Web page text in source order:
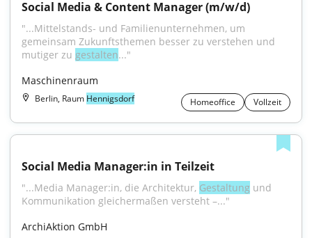
Social Media & Content Manager (m/w/d)
"...Mittelstands- und Familienunternehmen, um
gemeinsam Zukunftsthemen besser zu verstehen und
mutiger zu gestalten..."
Maschinenraum
Berlin, Raum Hennigsdorf Homeoffice Vollzeit
Social Media Manager:in in Teilzeit
"...Media Manager:in, die Architektur, Gestaltung und
Kommunikation gleichermaßen versteht –..."
ArchiAktion GmbH